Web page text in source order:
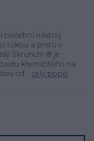
cvičební nástroj
rukou a prstů v
Skrunch! ® je
křemičitého na
od... celý popis